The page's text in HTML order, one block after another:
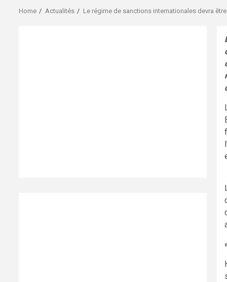
Home Actualités Le régime de sanctions internationales devra